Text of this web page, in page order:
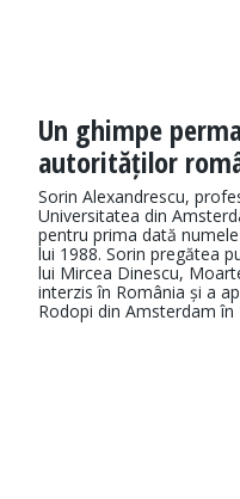
Un ghimpe
autorităților
Sorin Alexandrescu,
Universitatea din
pentru prima dată
lui 1988. Sorin pregătea
lui Mircea Dinescu,
interzis în România și a
Rodopi din Amsterdam în